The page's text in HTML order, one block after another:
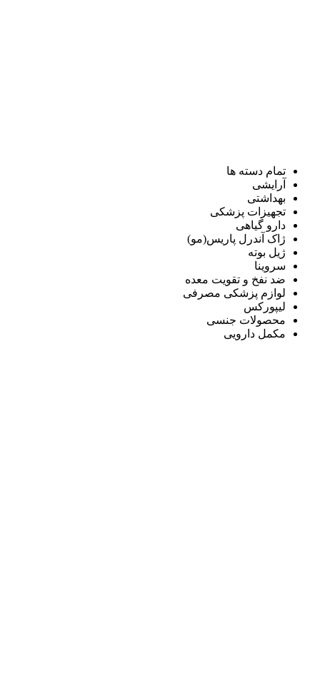
تمام دسته ها
آرایشی
بهداشتی
تجهیزات پزشکی
دارو گیاهی
ژاک آندرل پاریس(مو)
ژیل بوته
سروینا
ضد نفخ و تقویت معده
لوازم پزشکی مصرفی
لیپورکس
محصولات جنسی
مکمل دارویی